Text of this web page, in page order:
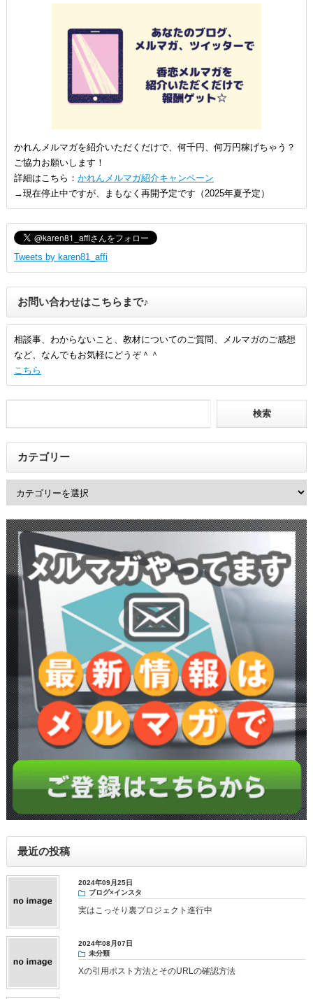
かれんメルマガを紹介いただくだけで、何千円、何万円稼げちゃう？
ご協力お願いします！
詳細はこちら： かれんメルマガ紹介キャンペーン
→現在停止中ですが、まもなく再開予定です（2025年夏予定）
Tweets by karen81_affi
お問い合わせはこちらまで♪
相談事、わからないこと、教材についてのご質問、メルマガのご感想
など、なんでもお気軽にどうぞ＾＾
こちら
カテゴリー
最近の投稿
2024年09月25日
ブログ×インスタ
実はこっそり裏プロジェクト進行中
2024年08月07日
未分類
Xの引用ポスト方法とそのURLの確認方法